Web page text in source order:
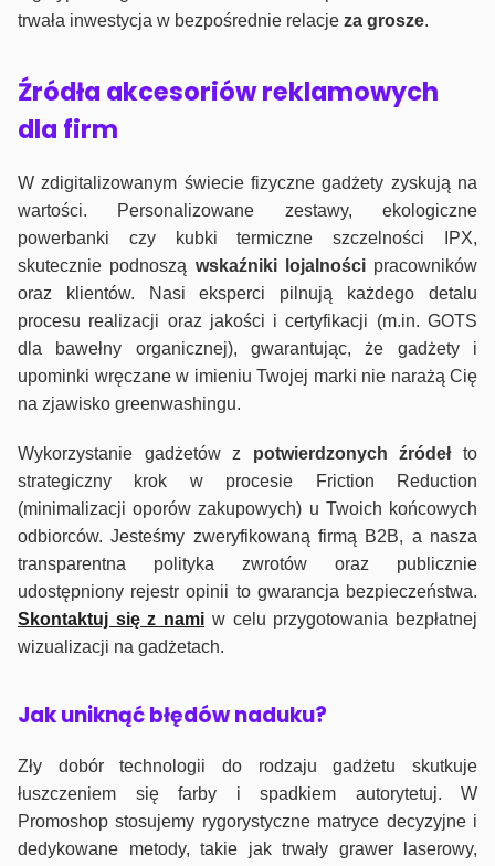
trwała inwestycja w bezpośrednie relacje za grosze.
Źródła akcesoriów reklamowych
dla firm
W zdigitalizowanym świecie fizyczne gadżety zyskują na
wartości. Personalizowane zestawy, ekologiczne
powerbanki czy kubki termiczne szczelności IPX,
skutecznie podnoszą wskaźniki lojalnościpracowników
oraz klientów. Nasi eksperci pilnują każdego detalu
procesu realizacji oraz jakości i certyfikacji (m.in. GOTS
dla bawełny organicznej), gwarantując, że gadżety i
upominki wręczane w imieniu Twojej marki nie narażą Cię
na zjawisko greenwashingu.
Wykorzystanie gadżetów z potwierdzonych źródełto
strategiczny krok w procesie Friction Reduction
(minimalizacji oporów zakupowych) u Twoich końcowych
odbiorców. Jesteśmy zweryfikowaną firmą B2B, a nasza
transparentna polityka zwrotów oraz publicznie
udostępniony rejestr opinii to gwarancja bezpieczeństwa.
Skontaktuj się z nami w celu przygotowania bezpłatnej
wizualizacji na gadżetach.
Jak uniknąć błędów naduku?
Zły dobór technologii do rodzaju gadżetu skutkuje
łuszczeniem się farby i spadkiem autorytetuj. W
Promoshop stosujemy rygorystyczne matryce decyzyjne i
dedykowane metody, takie jak trwały grawer laserowy,